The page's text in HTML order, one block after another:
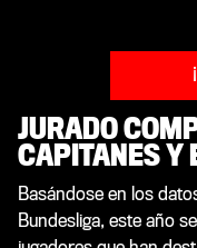
JURADO
CAPITANES Y
Basándose en los
Bundesliga, este año